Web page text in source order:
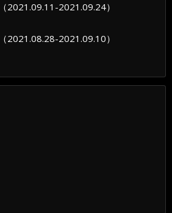
2021.09.11-2021.09.24）
2021.08.28-2021.09.10）